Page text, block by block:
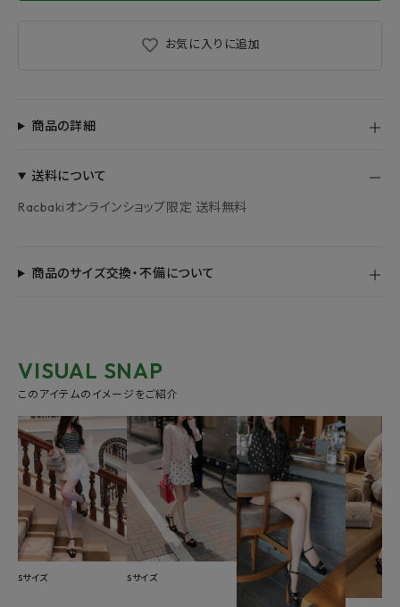
お気に入りに追加
商品の詳細
送料について
Racbakiオンラインショップ限定 送料無料
商品のサイズ交換・不備について
VISUAL SNAP
このアイテムのイメージをご紹介
Sサイズ Sサイズ